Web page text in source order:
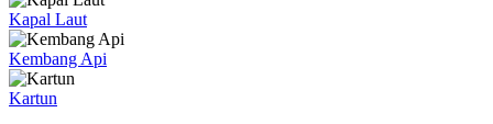
Kapal Laut
Kembang Api
Kartun